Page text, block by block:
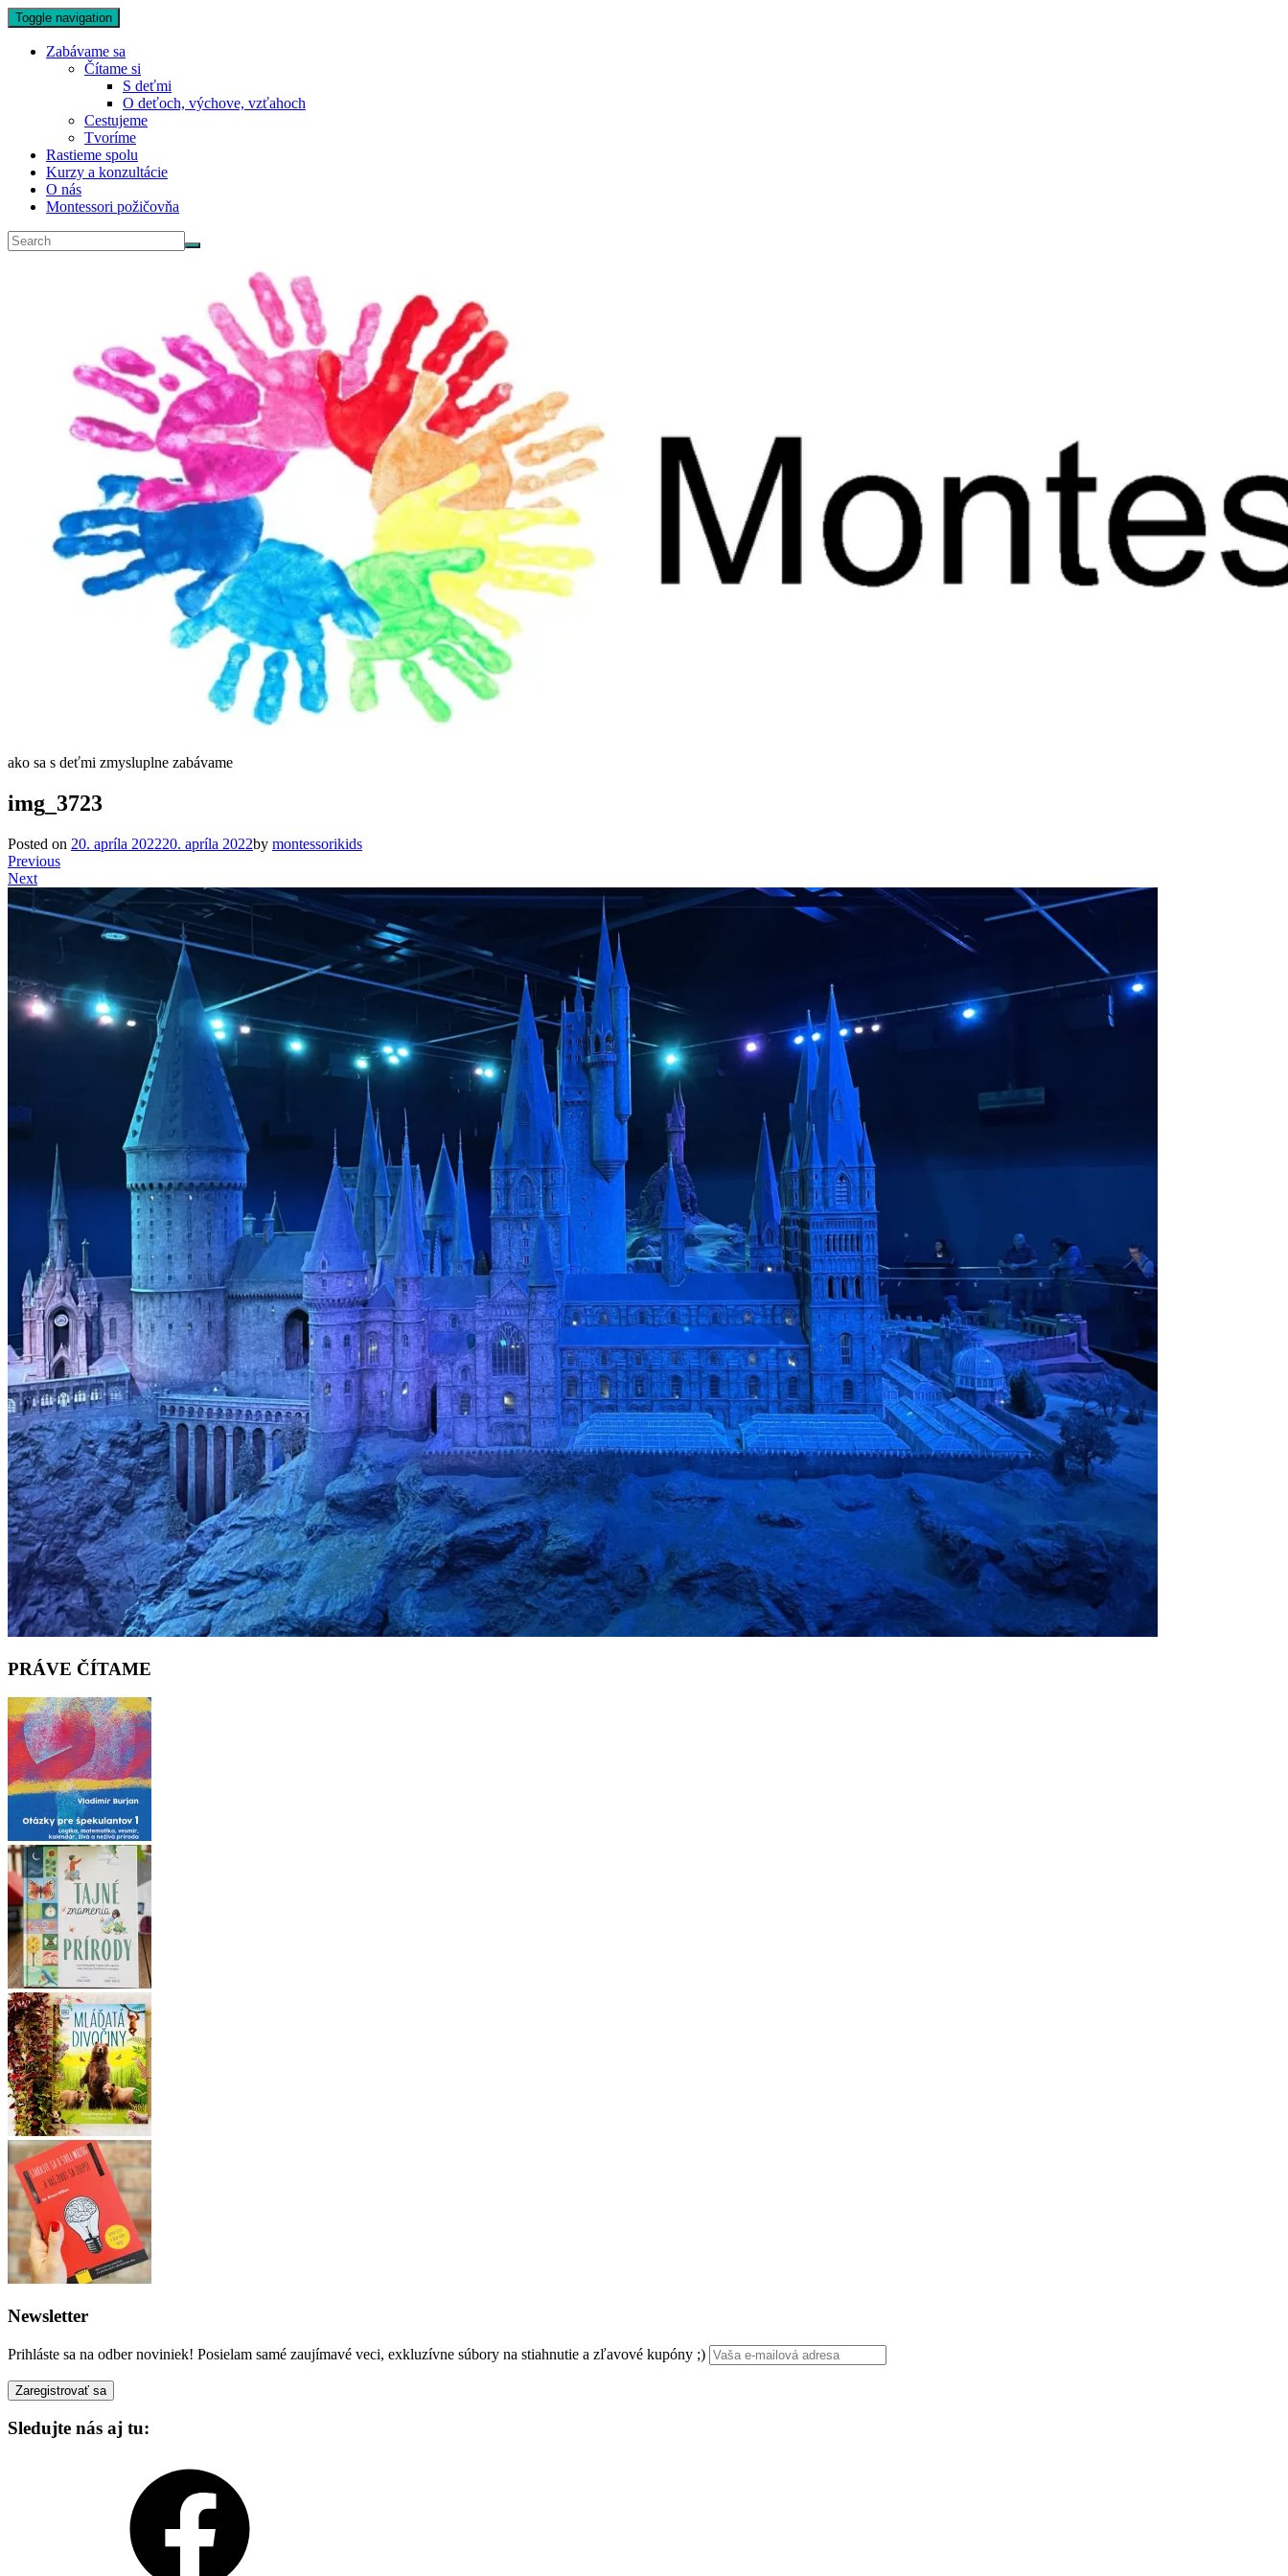
Toggle navigation
Zabávame sa
Čítame si
S deťmi
O deťoch, výchove, vzťahoch
Cestujeme
Tvoríme
Rastieme spolu
Kurzy a konzultácie
O nás
Montessori požičovňa
ako sa s deťmi zmysluplne zabávame
img_3723
Posted on 20. apríla 202220. apríla 2022by montessorikids
Previous
Next
PRÁVE ČÍTAME
Newsletter
Prihláste sa na odber noviniek! Posielam samé zaujímavé veci, exkluzívne súbory na stiahnutie a zľavové kupóny ;)
Sledujte nás aj tu: